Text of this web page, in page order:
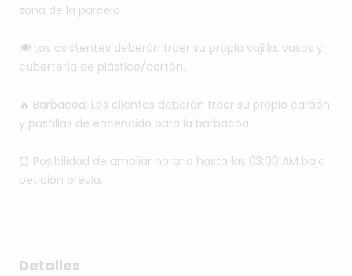
zona de la parcela.
🍽️ Los asistentes deberán traer su propia vajilla, vasos y
cubertería de plástico​/​cartón.
🔥 Barbacoa: Los clientes deberán traer su propio carbón
y pastillas de encendido para la barbacoa.
⏰ Posibilidad de ampliar horario hasta las 03:00 AM bajo
petición previa.
Detalles